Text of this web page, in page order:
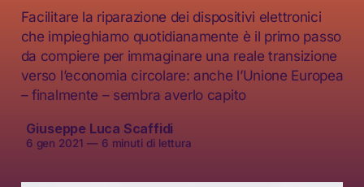
Facilitare la riparazione dei dispositivi elettronici
che impieghiamo quotidianamente è il primo passo
da compiere per immaginare una reale transizione
verso l’economia circolare: anche l’Unione Europea
– finalmente – sembra averlo capito
Giuseppe Luca Scaffidi
6 gen 2021 —6 minuti di lettura